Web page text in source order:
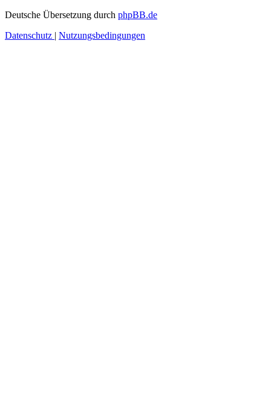
Deutsche Übersetzung durch phpBB.de
Datenschutz | Nutzungsbedingungen